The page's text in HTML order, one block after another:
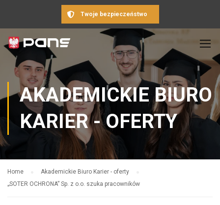
Twoje bezpieczeństwo
AKADEMICKIE BIURO
KARIER - OFERTY
Home
Akademickie Biuro Karier - oferty
„SOTER OCHRONA” Sp. z o.o. szuka pracowników